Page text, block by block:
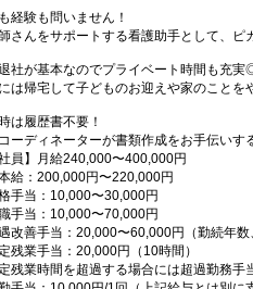
経験も問いません！
さんをサポートする看護助手として、ピ
社が基本なのでプライベート時間も充
は帰宅して子どものお迎えや家のこと
は履歴書不要！
ーディネーターが書類作成をお手伝い
社員】月給240,000〜400,000円
本給：200,000円〜220,000円
手当：10,000〜30,000円
手当：10,000〜70,000円
遇改善手当：20,000〜60,000円（勤続年数
残業手当：20,000円（10時間）
残業時間を超過する場合には超過勤務手